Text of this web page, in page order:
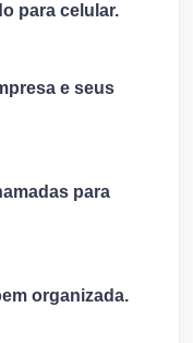
para celular.
e seus
para
organizada.